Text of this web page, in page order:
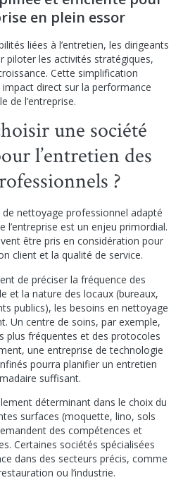
en plein essor
liées à l’entretien, les dirigeants
piloter les activités stratégiques,
Cette simplification
direct sur la performance
de l’entreprise.
une société
l’entretien des
?
de nettoyage professionnel adapté
l’entreprise est un enjeu primordial.
être pris en considération pour
client et la qualité de service.
de préciser la fréquence des
et la nature des locaux (bureaux,
publics), les besoins en nettoyage
Un centre de soins, par exemple,
plus fréquentes et des protocoles
une entreprise de technologie
pourra planifier un entretien
suffisant.
déterminant dans le choix du
surfaces (moquette, lino, sols
des compétences et
Certaines sociétés spécialisées
dans des secteurs précis, comme
ou l’industrie.